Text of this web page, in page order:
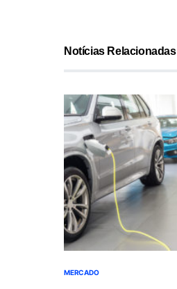
Notícias Relacionadas
MERCADO